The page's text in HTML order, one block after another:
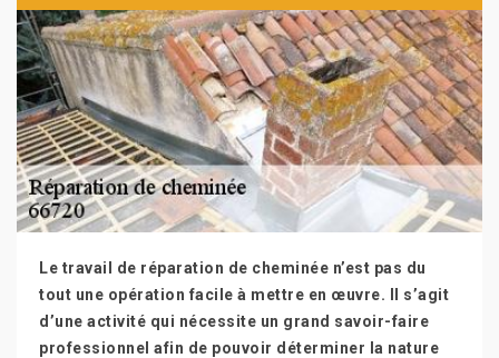
Le travail de réparation de cheminée n’est pas du
tout une opération facile à mettre en œuvre. Il s’agit
d’une activité qui nécessite un grand savoir-faire
professionnel afin de pouvoir déterminer la nature